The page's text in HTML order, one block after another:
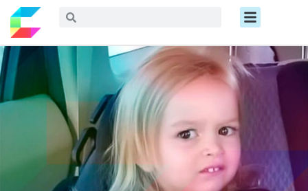
contenido
Buscar Menú